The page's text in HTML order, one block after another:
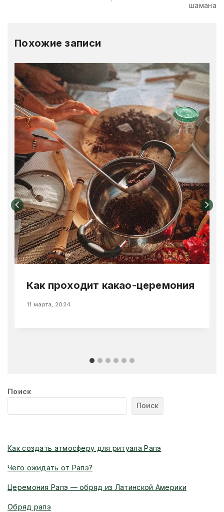
шамана
Похожие записи
Как проходит какао-церемония
11 марта, 2024
Поиск
Поиск
Как создать атмосферу для ритуала Рапэ
Чего ожидать от Рапэ?
Церемония Рапэ — обряд из Латинской Америки
Обряд рапэ